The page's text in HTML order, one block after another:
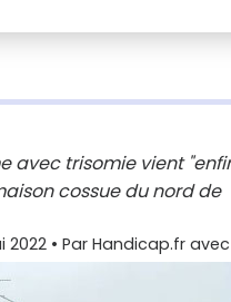
avec trisomie vient
cossue du nord de
2022 • Par Handicap.fr avec